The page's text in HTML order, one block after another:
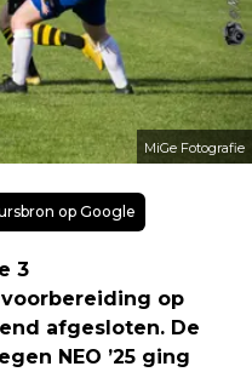
MiGe Fotografie
op Google
3
op
afgesloten. De
NEO ’25 ging